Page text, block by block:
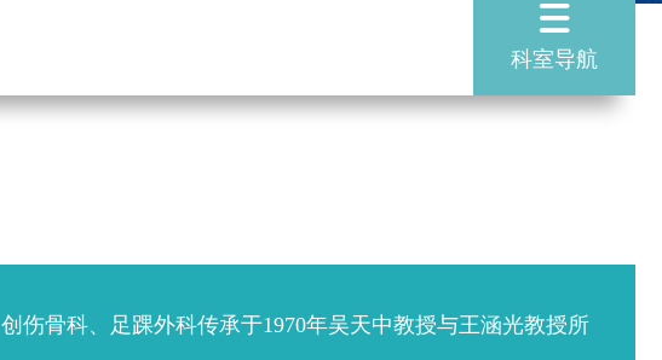
科室导航
创伤骨科、足踝外科传承于1970年吴天中教授与王涵光教授所